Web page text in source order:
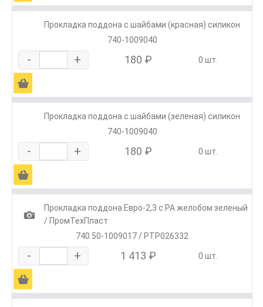
Прокладка поддона с шайбами (красная) силикон
740-1009040
- + 180 ₽ 0 шт.
Ä
Прокладка поддона с шайбами (зеленая) силикон
740-1009040
- + 180 ₽ 0 шт.
Ä
1
Прокладка поддона Евро-2,3 с РА желобом зеленый
/ ПромТехПласт
740.50-1009017 / PTP026332
- + 1 413 ₽ 0 шт.
Ä